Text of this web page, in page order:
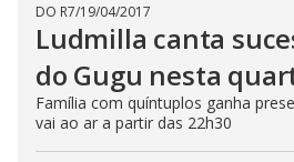
DO R7/19/04/2017
Ludmilla canta
do Gugu nesta
Família com quíntuplos ganha
vai ao ar a partir das 22h30